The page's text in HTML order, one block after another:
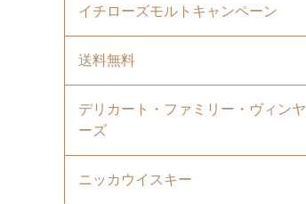
イチローズモルトキャンペーン
送料無料
デリカート・ファミリー・ヴィンヤ
ーズ
ニッカウイスキー